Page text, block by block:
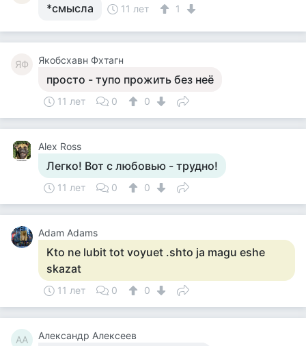
*смысла 11 лет 1
ЯФ Якобсхавн Фхтагн
просто - тупо прожить без неё
11 лет 0 0
Аlex Ross
Легко! Вот с любовью - трудно!
11 лет 0 0
Adam Adams
Kto ne lubit tot voyuet .shto ja magu eshe
skazat
11 лет 0 0
АА Александр Алексеев